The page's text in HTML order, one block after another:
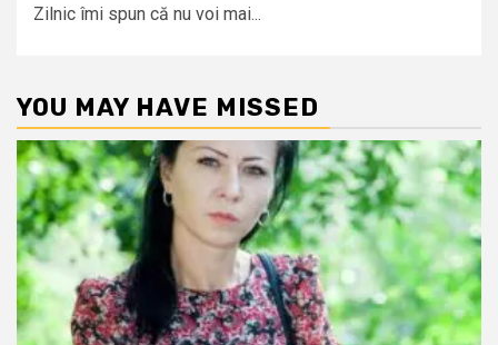
Zilnic îmi spun că nu voi mai...
YOU MAY HAVE MISSED